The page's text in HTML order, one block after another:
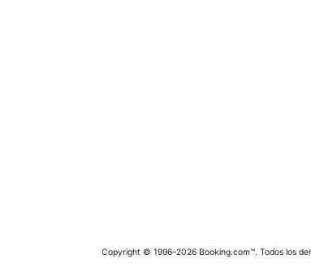
Copyright © 1996–2026 Booking.com™. Todos los